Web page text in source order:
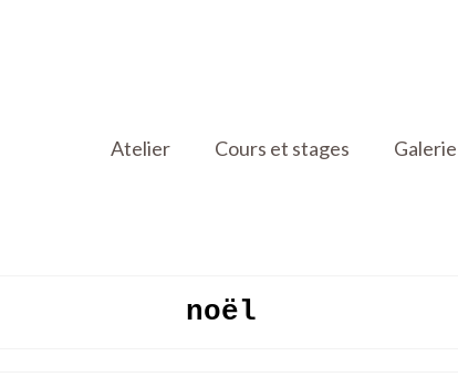
Atelier Cours et stages Galerie
noël